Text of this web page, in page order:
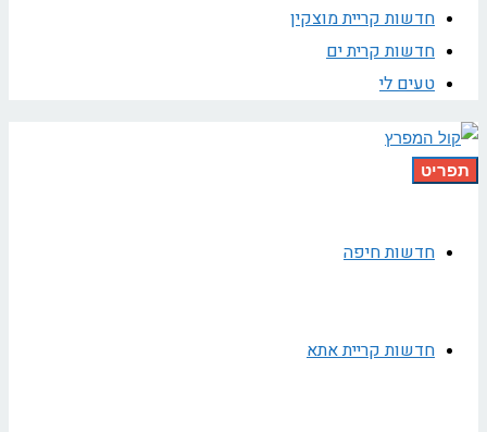
חדשות קריית מוצקין
חדשות קרית ים
טעים לי
תפריט
חדשות חיפה
חדשות קריית אתא